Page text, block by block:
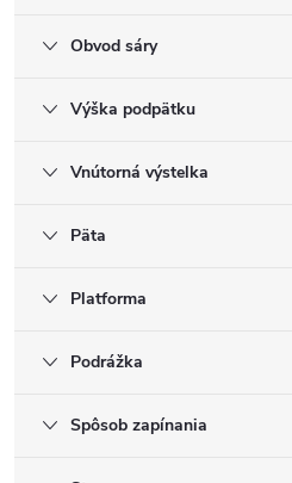
Obvod sáry
Výška podpätku
Vnútorná výstelka
Päta
Platforma
Podrážka
Spôsob zapínania